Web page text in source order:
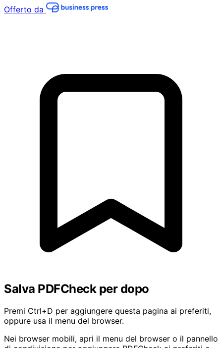
Offerto da
Salva PDFCheck per dopo
Premi Ctrl+D per aggiungere questa pagina ai preferiti,
oppure usa il menu del browser.
Nei browser mobili, apri il menu del browser o il pannello